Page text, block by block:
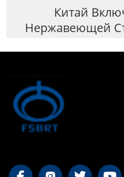
Китай
Нержавеющей